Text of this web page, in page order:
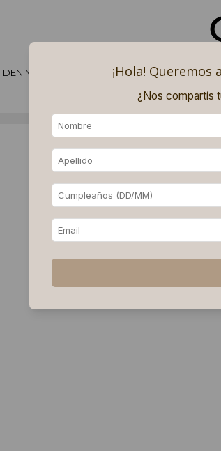
DENIM TODO REGALADO DENIM
Hasta 3, 6 (superando los $180.000) y 9
¡Hola!
¿Nos compartís